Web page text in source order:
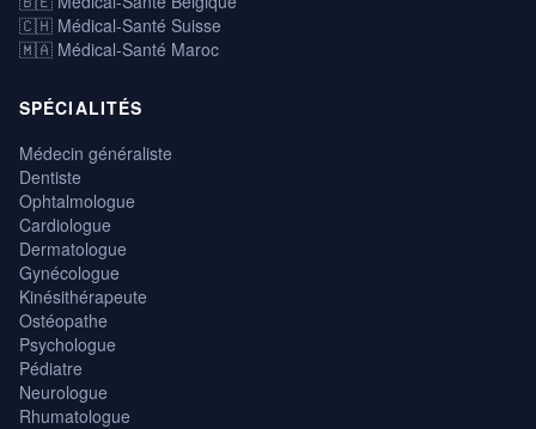
🇨🇭 Médical-Santé Suisse
🇲🇦 Médical-Santé Maroc
SPÉCIALITÉS
Médecin généraliste
Dentiste
Ophtalmologue
Cardiologue
Dermatologue
Gynécologue
Kinésithérapeute
Ostéopathe
Psychologue
Pédiatre
Neurologue
Rhumatologue